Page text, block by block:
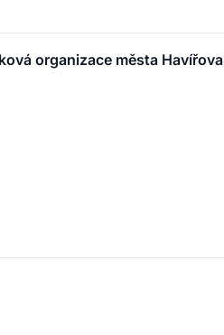
organizace města Havířova